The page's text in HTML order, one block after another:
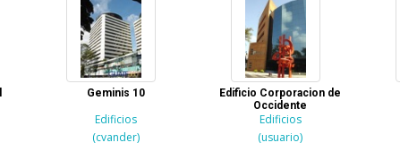
Geminis 10
Edificios
(cvander)
Edificio Corporacion de
Occidente
Edificios
(usuario)